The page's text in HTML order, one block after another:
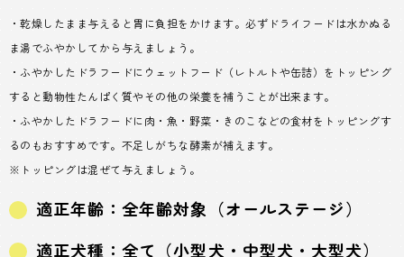
・乾燥したまま与えると胃に負担をかけます。必ずドライフードは水かぬる
ま湯でふやかしてから与えましょう。
・ふやかしたドラフードにウェットフード（レトルトや缶詰）をトッピング
すると動物性たんぱく質やその他の栄養を補うことが出来ます。
・ふやかしたドラフードに肉・魚・野菜・きのこなどの食材をトッピングす
るのもおすすめです。不足しがちな酵素が補えます。
※トッピングは混ぜて与えましょう。
適正年齢：全年齢対象（オールステージ）
適正犬種：全て（小型犬・中型犬・大型犬）